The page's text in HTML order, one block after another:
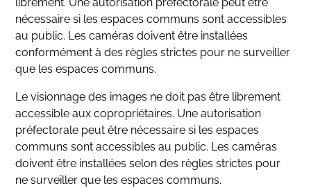
librement. Une autorisation préfectorale peut être
nécessaire si les espaces communs sont accessibles
au public. Les caméras doivent être installées
conformément à des règles strictes pour ne surveiller
que les espaces communs.
Le visionnage des images ne doit pas être librement
accessible aux copropriétaires. Une autorisation
préfectorale peut être nécessaire si les espaces
communs sont accessibles au public. Les caméras
doivent être installées selon des règles strictes pour
ne surveiller que les espaces communs.